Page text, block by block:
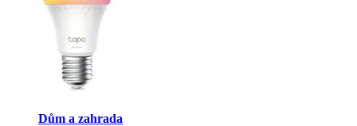
Dům a zahrada